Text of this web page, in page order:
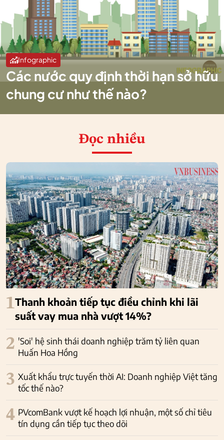
Infographic
Các nước quy định thời hạn sở hữu
chung cư như thế nào?
Đọc nhiều
1Thanh khoản tiếp tục điều chỉnh khi lãi
suất vay mua nhà vượt 14%?
2 'Soi' hệ sinh thái doanh nghiệp trăm tỷ liên quan
Huấn Hoa Hồng
3 Xuất khẩu trực tuyến thời AI: Doanh nghiệp Việt tăng
tốc thế nào?
4 PVcomBank vượt kế hoạch lợi nhuận, một số chỉ tiêu
tín dụng cần tiếp tục theo dõi